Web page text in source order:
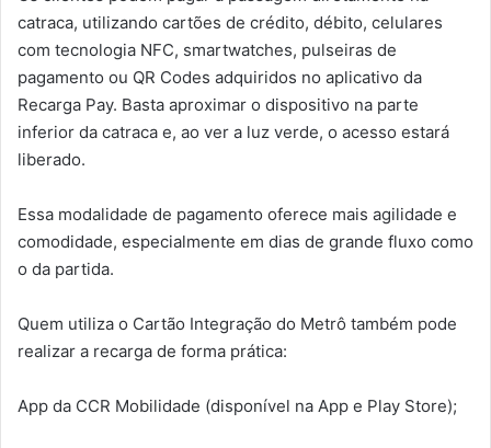
catraca, utilizando cartões de crédito, débito, celulares
com tecnologia NFC, smartwatches, pulseiras de
pagamento ou QR Codes adquiridos no aplicativo da
Recarga Pay. Basta aproximar o dispositivo na parte
inferior da catraca e, ao ver a luz verde, o acesso estará
liberado.
Essa modalidade de pagamento oferece mais agilidade e
comodidade, especialmente em dias de grande fluxo como
o da partida.
Quem utiliza o Cartão Integração do Metrô também pode
realizar a recarga de forma prática:
App da CCR Mobilidade (disponível na App e Play Store);